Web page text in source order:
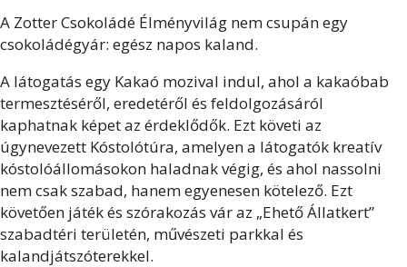
A Zotter Csokoládé Élményvilág nem csupán egy
csokoládégyár: egész napos kaland.
A látogatás egy Kakaó mozival indul, ahol a kakaóbab
termesztéséről, eredetéről és feldolgozásáról
kaphatnak képet az érdeklődők. Ezt követi az
úgynevezett Kóstolótúra, amelyen a látogatók kreatív
kóstolóállomásokon haladnak végig, és ahol nassolni
nem csak szabad, hanem egyenesen kötelező. Ezt
követően játék és szórakozás vár az „Ehető Állatkert”
szabadtéri területén, művészeti parkkal és
kalandjátszóterekkel.